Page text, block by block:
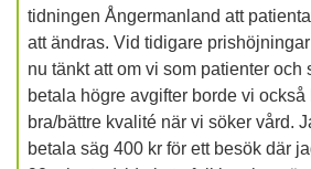
tidningen Ångermanland att
att ändras. Vid tidigare
nu tänkt att om vi som patienter och
betala högre avgifter borde vi också
bra/bättre kvalité när vi söker vård.
betala säg 400 kr för ett besök där